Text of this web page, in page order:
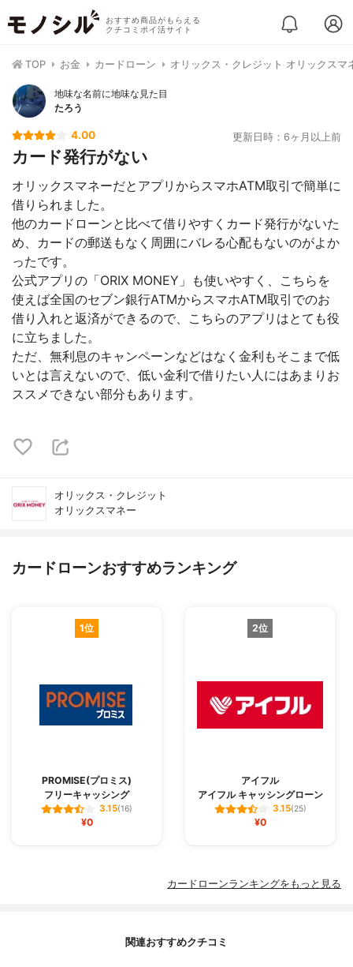
おすすめ商品がもらえる
クチコミポイ活サイト
TOP お金 カードローン オリックス・クレジット オリックスマ
地味な名前に地味な見た目
たろう
4.00 更新日時：6ヶ月以上前
カード発行がない
オリックスマネーだとアプリからスマホATM取引で簡単に
借りられました。
他のカードローンと比べて借りやすくカード発行がないた
め、カードの郵送もなく周囲にバレる心配もないのがよか
ったです。
公式アプリの「ORIX MONEY」も使いやすく、こちらを
使えば全国のセブン銀行ATMからスマホATM取引でのお
借り入れと返済ができるので、こちらのアプリはとても役
に立ちました。
ただ、無利息のキャンペーンなどはなく金利もそこまで低
いとは言えないので、低い金利で借りたい人にはあまりお
ススメできない部分もあります。
オリックス・クレジット
オリックスマネー
カードローンおすすめランキング
1位
PROMISE(プロミス)
フリーキャッシング
3.15(16)
¥0
2位
アイフル
アイフル キャッシングローン
3.15(25)
¥0
カードローンランキングをもっと見る
関連おすすめクチコミ